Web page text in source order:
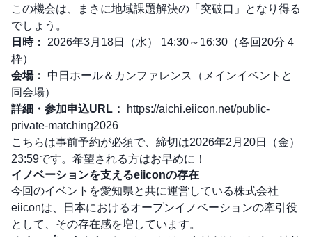
この機会は、まさに地域課題解決の「突破口」となり得る
でしょう。
日時：
2026年3月18日（水） 14:30～16:30（各回20分 4
枠）
会場： 中日ホール＆カンファレンス（メインイベントと
同会場）
詳細・参加申込URL：
https://aichi.eiicon.net/public-
private-matching2026
こちらは事前予約が必須で、締切は2026年2月20日（金）
23:59です。希望される方はお早めに！
イノベーションを支えるeiiconの存在
今回のイベントを愛知県と共に運営している株式会社
eiiconは、日本におけるオープンイノベーションの牽引役
として、その存在感を増しています。